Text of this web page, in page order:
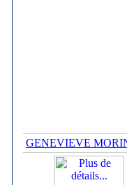
GENEVIEVE